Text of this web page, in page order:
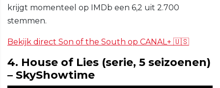
krijgt momenteel op IMDb een 6,2 uit 2.700
stemmen.
Bekijk direct Son of the South op CANAL+ 🇺🇸
4. House of Lies (serie, 5 seizoenen)
– SkyShowtime